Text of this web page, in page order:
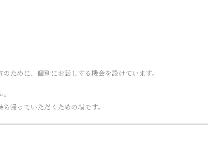
ために、個別にお話しする機会を設けています。
帰っていただくための場です。